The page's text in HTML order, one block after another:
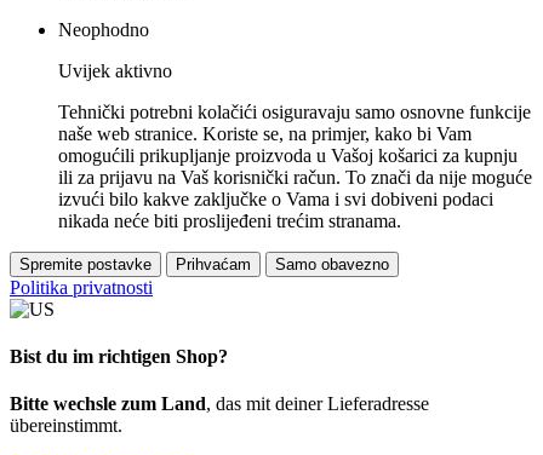
Neophodno
Uvijek aktivno
Tehnički potrebni kolačići osiguravaju samo osnovne funkcije
naše web stranice. Koriste se, na primjer, kako bi Vam
omogućili prikupljanje proizvoda u Vašoj košarici za kupnju
ili za prijavu na Vaš korisnički račun. To znači da nije moguće
izvući bilo kakve zaključke o Vama i svi dobiveni podaci
nikada neće biti proslijeđeni trećim stranama.
Spremite postavke Prihvaćam Samo obavezno
Politika privatnosti
Bist du im richtigen Shop?
Bitte wechsle zum Land, das mit deiner Lieferadresse
übereinstimmt.